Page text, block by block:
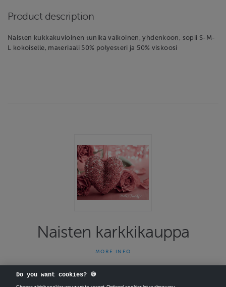
Product description
Naisten kukkakuvioinen tunika valkoinen, yhdenkoon, sopii S-M-
L kokoiselle, materiaali 50% polyesteri ja 50% viskoosi
Naisten karkkikauppa
LAUKKU
MORE INFO
Do you want cookies? 🍪